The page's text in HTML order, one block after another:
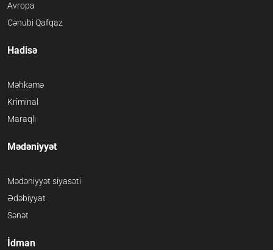
Avropa
Cənubi Qafqaz
Hadisə
Məhkəmə
Kriminal
Maraqlı
Mədəniyyət
Mədəniyyət siyasəti
Ədəbiyyat
Sənət
İdman